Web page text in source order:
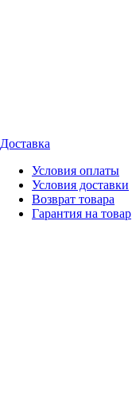
Доставка
Условия оплаты
Условия доставки
Возврат товара
Гарантия на товар